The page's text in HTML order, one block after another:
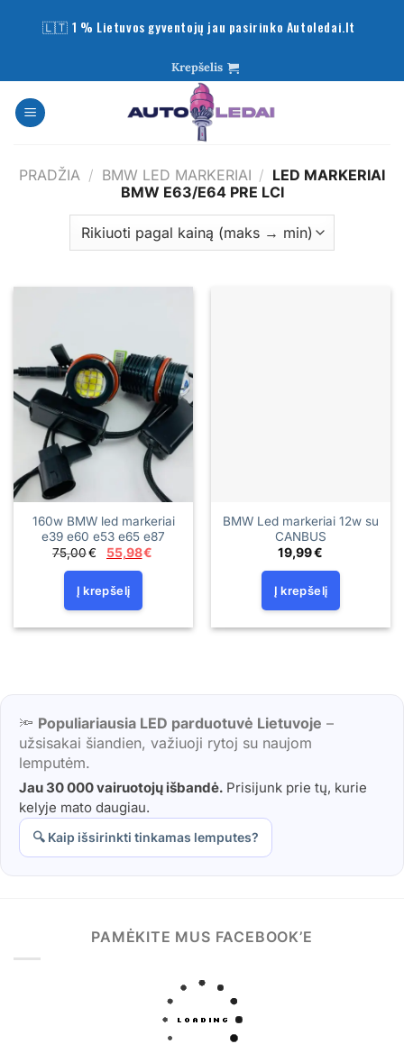
🇱🇹 1 % Lietuvos gyventojų jau pasirinko Autoledai.lt
Krepšelis
PRADŽIA / BMW LED MARKERIAI / LED MARKERIAI
BMW E63/E64 PRE LCI
160w BMW led markeriai
e39 e60 e53 e65 e87
75,00€
Original
price
was:
75,00€.
55,98€
Į krepšelį
BMW Led markeriai 12w su
CANBUS
19,99€
Į krepšelį
🔦 Populiariausia LED parduotuvė Lietuvoje –
užsisakai šiandien, važiuoji rytoj su naujom
lemputėm.
Jau 30 000 vairuotojų išbandė. Prisijunk prie tų, kurie
kelyje mato daugiau.
🔍 Kaip išsirinkti tinkamas lemputes?
PAMĖKITE MUS FACEBOOK’E